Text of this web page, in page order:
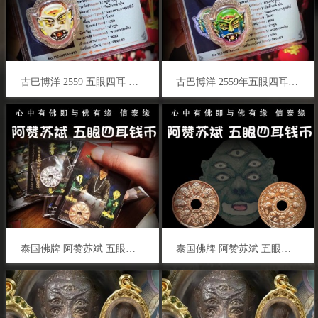
古巴博洋 2559 五眼四耳 泰国佛牌 催财生财 正偏财 事业生意 金融股票 古巴博洋 2559年五眼四耳 泰国佛牌 催财生财 正偏财 事业生意 金融股票
泰国佛牌 阿赞苏斌 五眼四耳金币 招财转运 生意事业 避小人去霉运 挡灾避险 防小人 权威自信 泰国佛牌 阿赞苏斌 五眼四耳金币 招财转运 生意事业 避小人去霉运 挡灾避险 防小人 权威自信